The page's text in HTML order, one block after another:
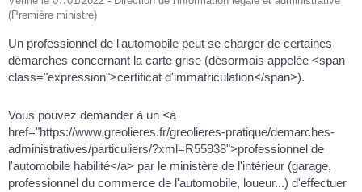
(Première ministre)
Un professionnel de l'automobile peut se charger de certaines
démarches concernant la carte grise (désormais appelée <span
class="expression">certificat d'immatriculation</span>).
Vous pouvez demander à un <a
href="https://www.greolieres.fr/greolieres-pratique/demarches-
administratives/particuliers/?xml=R55938">professionnel de
l'automobile habilité</a> par le ministère de l'intérieur (garage,
professionnel du commerce de l'automobile, loueur...) d'effectuer